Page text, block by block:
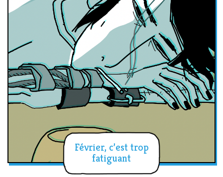
Février, c’est trop
fatiguant